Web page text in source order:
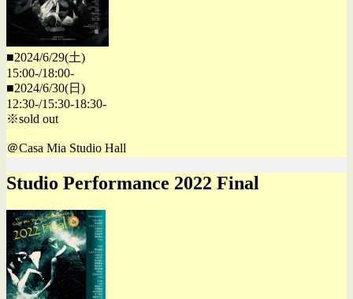
■2024/6/29(土)
15:00-/18:00-
■2024/6/30(日)
12:30-/15:30-18:30-
※sold out
＠Casa Mia Studio Hall
Studio Performance 2022 Final